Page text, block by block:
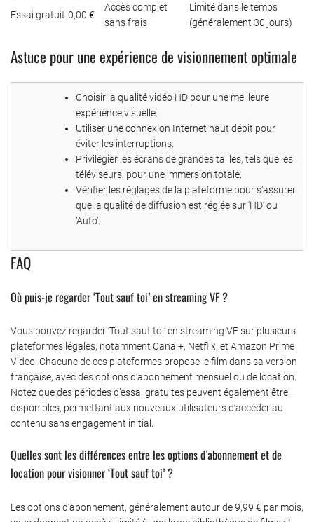
Essai gratuit 0,00 €
Accès complet
sans frais
Limité dans le temps
(généralement 30 jours)
Astuce pour une expérience de visionnement optimale
Choisir la qualité vidéo HD pour une meilleure
expérience visuelle.
Utiliser une connexion Internet haut débit pour
éviter les interruptions.
Privilégier les écrans de grandes tailles, tels que les
téléviseurs, pour une immersion totale.
Vérifier les réglages de la plateforme pour s’assurer
que la qualité de diffusion est réglée sur ‘HD’ ou
‘Auto’.
FAQ
Où puis-je regarder ‘Tout sauf toi’ en streaming VF ?
Vous pouvez regarder ‘Tout sauf toi’ en streaming VF sur plusieurs
plateformes légales, notamment Canal+, Netflix, et Amazon Prime
Video. Chacune de ces plateformes propose le film dans sa version
française, avec des options d’abonnement mensuel ou de location.
Notez que des périodes d’essai gratuites peuvent également être
disponibles, permettant aux nouveaux utilisateurs d’accéder au
contenu sans engagement initial.
Quelles sont les différences entre les options d’abonnement et de
location pour visionner ‘Tout sauf toi’ ?
Les options d’abonnement, généralement autour de 9,99 € par mois,